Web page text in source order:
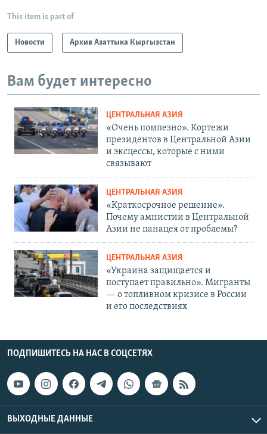
This item is part of
Новости Архив Азаттыка Кыргызстан
Вам будет интересно
ЦЕНТРАЛЬНАЯ АЗИЯ
«Очень помпезно». Кортежи
президентов в Центральной Азии
и эксцессы, которые с ними
связывают
ЦЕНТРАЛЬНАЯ АЗИЯ
«Краткосрочное решение».
Почему амнистии в Центральной
Азии не панацея от проблемы?
ЦЕНТРАЛЬНАЯ АЗИЯ
«Украина защищается и
поступает правильно». Мигранты
— о топливном кризисе в России
и его последствиях
ПОДПИШИТЕСЬ НА НАС В СОЦСЕТЯХ
ВЫХОДНЫЕ ДАННЫЕ